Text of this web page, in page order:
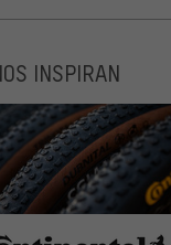
INSPIRAN